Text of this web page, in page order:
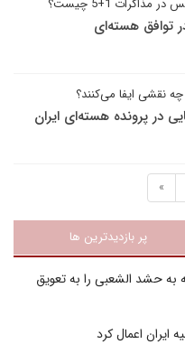
1+5 چیست؟
توافق هسته‌ای
نقشی ایفا می‌کنند؟
در پرونده هسته‌ای ایران
»
پر بازدیدترین ها
به حشد الشعبی را به تعویق
ایران اعمال کرد